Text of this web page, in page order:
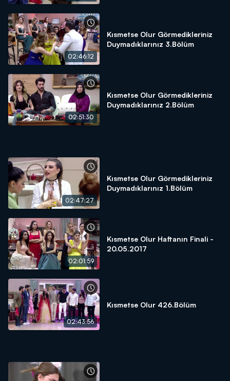
02:46:12
Kısmetse Olur Görmedikleriniz
Duymadıklarınız 3.Bölüm
02:51:30
Kısmetse Olur Görmedikleriniz
Duymadıklarınız 2.Bölüm
02:47:27
Kısmetse Olur Görmedikleriniz
Duymadıklarınız 1.Bölüm
02:01:59
Kısmetse Olur Haftanın Finali -
20.05.2017
02:43:56
Kısmetse Olur 426.Bölüm